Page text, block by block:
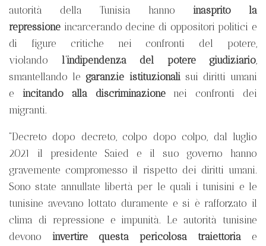
autorità della Tunisia hanno inasprito la
repressione incarcerando decine di oppositori politici e
di figure critiche nei confronti del potere,
violando l’indipendenza del potere giudiziario
smantellando legaranzie istituzionali sui diritti umani
e incitando alla discriminazionenei confronti dei
migranti.
“Decreto dopo decreto, colpo dopo colpo, dal luglio
2021 il presidente Saied e il suo governo hanno
gravemente compromesso il rispetto dei diritti umani.
Sono state annullate libertà per le quali i tunisini e le
tunisine avevano lottato duramente e si è rafforzato il
clima di repressione e impunità. Le autorità tunisine
devono invertire questa pericolosa traiettoria e